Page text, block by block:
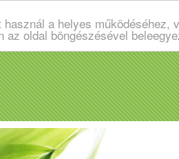
használ a helyes
az oldal böngészésével